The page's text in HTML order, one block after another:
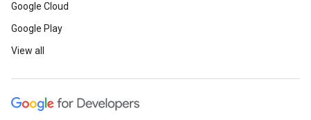
Google Cloud
Google Play
View all